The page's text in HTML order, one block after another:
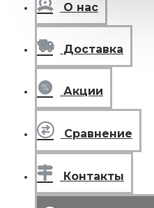
О нас
Доставка
Акции
Сравнение
Контакты